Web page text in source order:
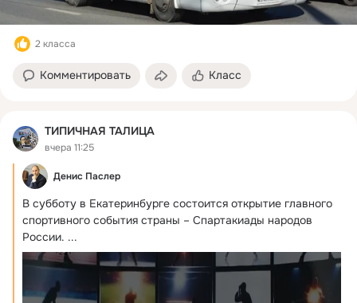
2 класса
Комментировать Класс
ТИПИЧНАЯ ТАЛИЦА
вчера 11:25
Денис Паслер
В субботу в Екатеринбурге состоится открытие главного
спортивного события страны – Спартакиады народов
России. ...